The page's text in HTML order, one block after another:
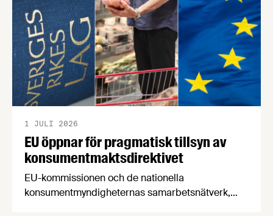
EU öppnar för pragmatisk tillsyn av
konsumentmaktsdirektivet
1 JULI 2026
EU-kommissionen och de nationella
konsumentmyndigheternas samarbetsnätverk,